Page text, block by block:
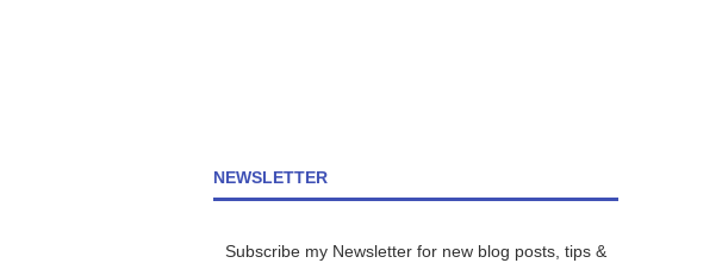
NEWSLETTER
Subscribe my Newsletter for new blog posts, tips &